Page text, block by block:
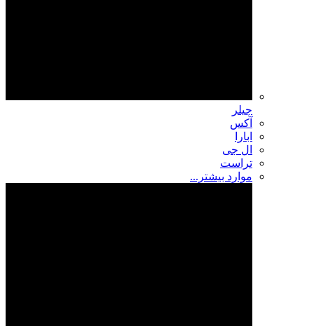
چیلر
آکس
ابارا
ال جی
تراست
موارد بیشتر...